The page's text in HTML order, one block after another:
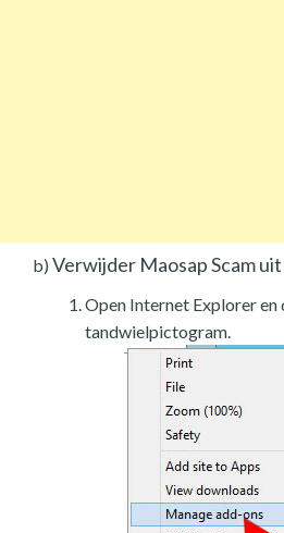
b) Verwijder Maosap Scam
Open Internet Explorer en
tandwielpictogram.